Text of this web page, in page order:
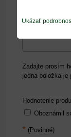
Zadajte prosím
jedna položka je
Hodnotenie
Oboznámil
* (Povinné)
Ukázať